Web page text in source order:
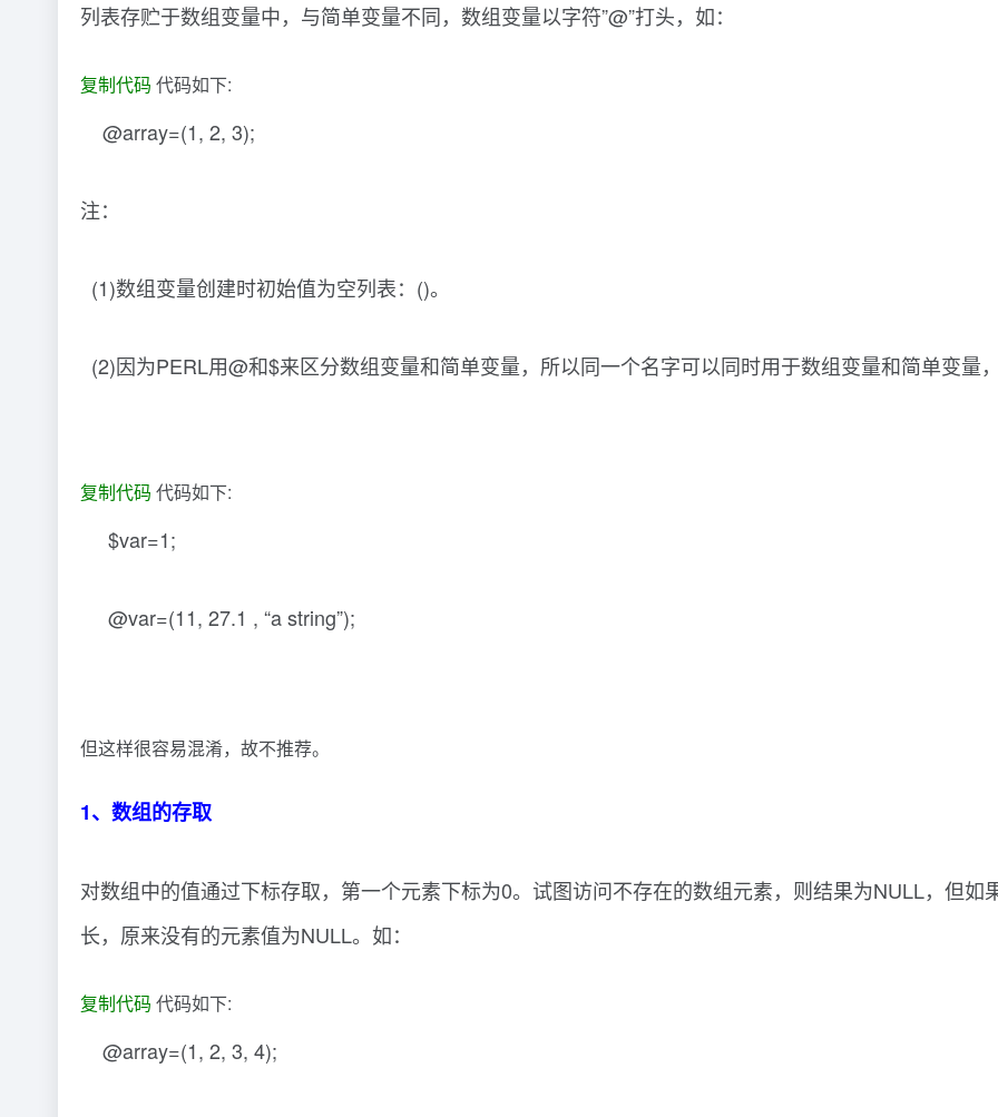
列表存贮于数组变量中，与简单变量不同，数组变量以字符”@”打头，如：
复制代码 代码如下:
@array=(1, 2, 3);
注：
(1)数组变量创建时初始值为空列表：()。
(2)因为PERL用@和$来区分数组变量和简单变量，所以同一个名字可以同时用于数组变量和简单变量
复制代码 代码如下:
$var=1;
@var=(11, 27.1 , “a string”);
但这样很容易混淆，故不推荐。
1、数组的存取
对数组中的值通过下标存取，第一个元素下标为0。试图访问不存在的数组元素，则结果为NULL，但
长，原来没有的元素值为NULL。如：
复制代码 代码如下:
@array=(1, 2, 3, 4);